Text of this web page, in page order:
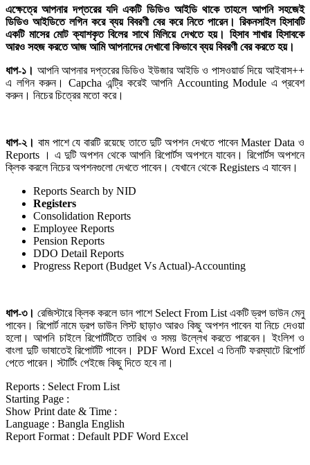
এক্ষেত্রে আপনার দপ্তরের যদি একটি ডিডিও আইডি থাকে তাহলে আপনি সহজেই
ডিডিও আইডিতে লগিন করে ব্যয় বিবরণী বের করে নিতে পারেন। রিকনসাইল হিসাবটি
একটি মাসের মোট ক্যাশকৃত বিলের সাথে মিলিয়ে দেখতে হয়। হিসাব শাখার হিসাবকে
আরও সহজ করতে আজ আমি আপনাদের দেখাবো কিভাবে ব্যয় বিবরণী বের করতে হয়।
ধাপ-১। আপনি আপনার দপ্তরের ডিডিও ইউজার আইডি ও পাসওয়ার্ড দিয়ে আইবাস++
এ লগিন করুন। Capcha এন্ট্রি করেই আপনি Accounting Module এ প্রবেশ
করুন। নিচের চিত্রের মতো করে।
ধাপ-২। বাম পাশে যে বারটি রয়েছে তাতে দুটি অপশন দেখতে পাবেন Master Data ও
Reports । এ দুটি অপশন থেকে আপনি রিপোর্টস অপশনে যাবেন। রিপোর্টস অপশনে
ক্লিক করলে নিচের অপশনগুলো দেখতে পাবেন। যেখানে থেকে Registers এ যাবেন।
Reports Search by NID
Registers
Consolidation Reports
Employee Reports
Pension Reports
DDO Detail Reports
Progress Report (Budget Vs Actual)-Accounting
ধাপ-৩। রেজিস্টারে ক্লিক করলে ডান পাশে Select From List একটি ড্রপ ডাউন মেনু
পাবেন। রিপোর্ট নামে ড্রপ ডাউন লিস্ট ছাড়াও আরও কিছু অপশন পাবেন যা নিচে দেওয়া
হলো। আপনি চাইলে রিপোর্টটিতে তারিখ ও সময় উল্লেখ করতে পারবেন। ইংলিশ ও
বাংলা দুটি ভাষাতেই রিপোর্টটি পাবেন। PDF Word Excel এ তিনটি ফরম্যাটে রিপোর্ট
পেতে পারেন। স্টার্টিং পেইজে কিছু দিতে হবে না।
Reports : Select From List
Starting Page :
Show Print date & Time :
Language : Bangla English
Report Format : Default PDF Word Excel